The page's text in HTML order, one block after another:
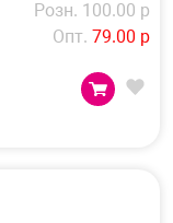
Розн. 100.00 р
Опт. 79.00 р